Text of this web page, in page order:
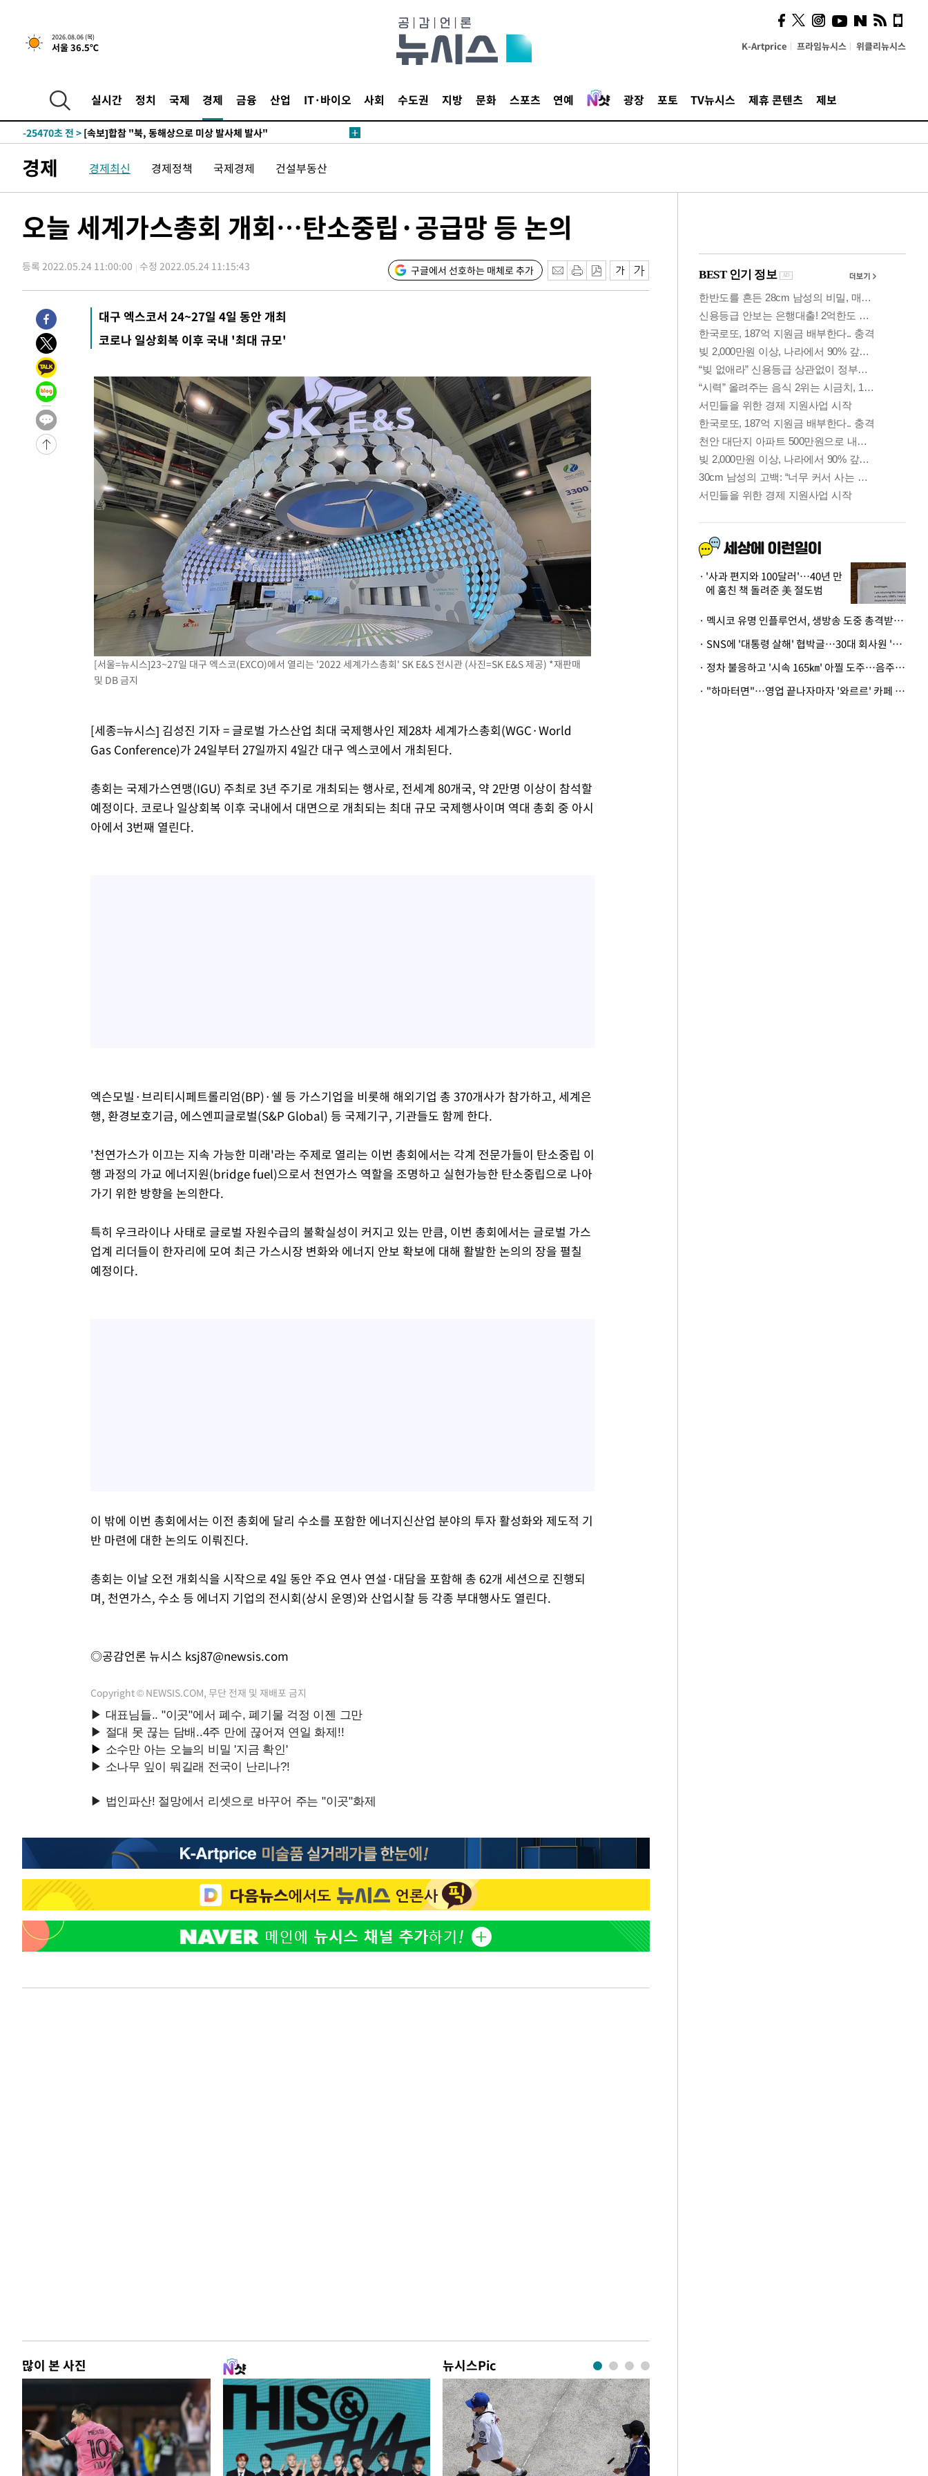
2026.08.06 (목)
서울 36.5℃ K-Artprice 프라임뉴시스 위클리뉴시스
실시간 정치 국제 경제 금융 산업 IT·바이오 사회 수도권 지방 문화 스포츠 연예 광장 포토 TV뉴시스 제휴 콘텐츠 제보
-1683초 전 > [속보]경찰, '홍명보 선임 논란' 대한축구협회·축구회관 등 압수수색
-27634초 전 >
日방위성, 北이 동해로 쏜 발사체는 탄도미사일 가능성
-26064초 전 >
-25470초 전 > [속보]합참 "북, 동해상으로 미상 발사체 발사"
-24825초 전 >
[속보]7~9일 프로야구 3연전도 폭염 취소…11일 재개
-24487초 전 >"韓 외환시장 개입 관측 배경엔 美의 대한국 무역적자 있어"
-24154초 전 >서울 낮 37.9도, 올여름 최고치 경신…영등포 순간 '40도'
-19811초 전 >[속보]코스닥, 800p 회복…0.26% 오른 801.67 마감
-19741초 전 >[속보]코스피, 301.88포인트(4.58%) 내린 6296.38 마감
-19606초 전 >
[속보]원·달러 환율, 0.7원 내린 1423.8원 마감
-17205초 전 >
"여기 떨어졌다"…다누리, 스페이스X 로켓 달 충돌 흔적 포착
-14250초 전 >
손흥민, 5경기 연속골 실패…LAFC는 승부차기 끝 과달라하라 격파
-6851초 전 >
-6488초 전 >
트럼프, 한국계 진보 주지사 후보 맹공…"공산주의가 최대 위협"
-6466초 전 >
"美간섭에 합의 지연"…트럼프, '이란 호르무즈 통제권' 수용할까
-2986초 전 >
[속보]산업장관 "李정부, 원전 반대 안해…안정 전력 위해 불가피"
-1683초 전 >
[속보]경찰, '홍명보 선임 논란' 대한축구협회·축구회관 등 압수수색
[속보]합참 "北 발사체는 단거리탄도미사일…감시·경계태세 강
日방위성, 北이 동해로 쏜 발사체는 탄도미사일 가능성
[속보] SKT, 에이닷 서비스 장애 발생…"원인 파악 중"
[속보]합참 "북, 동해상으로 미상 발사체 발사"
'낮 최고 39도' 불볕더위…한밤 열대야도 계속[내일날씨]
[속보]7~9일 프로야구 3연전도 폭염 취소…11일 재개
"韓 외환시장 개입 관측 배경엔 美의 대한국 무역적자 있어"
'월드컵 탈락 후폭풍' 축구협회…초유의 압수수색에 '충격·당황'
서울 낮 37.9도, 올여름 최고치 경신…영등포 순간 '40도'
[속보]종합특검, 대검 추가 압수수색…내란 중요임무종사 혐의
[속보]코스닥, 800p 회복…0.26% 오른 801.67 마감
[속보]코스피, 301.88포인트(4.58%) 내린 6296.38 마감
손흥민, 5경기 연속골 실패…LAFC는 승부차기 끝 과달라하라 격파
내일까지 39도 '펄펄'…기상청 "태풍 지나며 폭염 잠시 꺾인다"
"美간섭에 합의 지연"…트럼프, '이란 호르무즈 통제권' 수용할까
[속보]산업장관 "李정부, 원전 반대 안해…안정 전력 위해 불가피"
[속보]경찰, '홍명보 선임 논란' 대한축구협회·축구회관 등 압수수색
경제 경제최신 경제정책 국제경제 건설부동산
오늘 세계가스총회 개회…탄소중립·공급망 등 논의
등록 2022.05.24 11:00:00 수정 2022.05.24 11:15:43 구글에서 선호하는 매체로 추가
대구 엑스코서 24~27일 4일 동안 개최
코로나 일상회복 이후 국내 '최대 규모'
[서울=뉴시스]23~27일 대구 엑스코(EXCO)에서 열리는 '2022 세계가스총회' SK E&S 전시관 (사진=SK E&S 제공) *재판매
및 DB 금지
[세종=뉴시스] 김성진 기자 = 글로벌 가스산업 최대 국제행사인 제28차 세계가스총회(WGC·World
Gas Conference)가 24일부터 27일까지 4일간 대구 엑스코에서 개최된다.
총회는 국제가스연맹(IGU) 주최로 3년 주기로 개최되는 행사로, 전세계 80개국, 약 2만명 이상이 참석할
예정이다. 코로나 일상회복 이후 국내에서 대면으로 개최되는 최대 규모 국제행사이며 역대 총회 중 아시
아에서 3번째 열린다.
엑슨모빌·브리티시페트롤리엄(BP)·쉘 등 가스기업을 비롯해 해외기업 총 370개사가 참가하고, 세계은
행, 환경보호기금, 에스엔피글로벌(S&P Global) 등 국제기구, 기관들도 함께 한다.
'천연가스가 이끄는 지속 가능한 미래'라는 주제로 열리는 이번 총회에서는 각계 전문가들이 탄소중립 이
행 과정의 가교 에너지원(bridge fuel)으로서 천연가스 역할을 조명하고 실현가능한 탄소중립으로 나아
가기 위한 방향을 논의한다.
특히 우크라이나 사태로 글로벌 자원수급의 불확실성이 커지고 있는 만큼, 이번 총회에서는 글로벌 가스
업계 리더들이 한자리에 모여 최근 가스시장 변화와 에너지 안보 확보에 대해 활발한 논의의 장을 펼칠
예정이다.
이 밖에 이번 총회에서는 이전 총회에 달리 수소를 포함한 에너지신산업 분야의 투자 활성화와 제도적 기
반 마련에 대한 논의도 이뤄진다.
총회는 이날 오전 개회식을 시작으로 4일 동안 주요 연사 연설·대담을 포함해 총 62개 세션으로 진행되
며, 천연가스, 수소 등 에너지 기업의 전시회(상시 운영)와 산업시찰 등 각종 부대행사도 열린다.
◎공감언론 뉴시스 ksj87@newsis.com
Copyright © NEWSIS.COM, 무단 전재 및 재배포 금지
많이 본 사진 뉴시스Pic
의견, 국토부·LH에 충실히
전달할 것"
'사과 편지와 100달러'…40년 만
에 훔친 책 돌려준 美 절도범
· 멕시코 유명 인플루언서, 생방송 도중 총격받아 사망
· SNS에 '대통령 살해' 협박글…30대 회사원 '불구속 송치'
· 정차 불응하고 '시속 165㎞' 아찔 도주…음주운전자 체포
· "하마터면"…영업 끝나자마자 '와르르' 카페 테라스 덮친 대리석 외벽